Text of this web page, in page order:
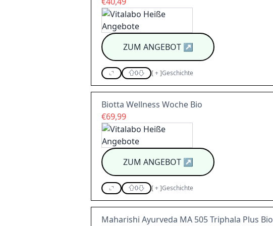
ZUM ANGEBOT↗
0 [+]Geschichte
Biotta Wellness Woche Bio
€69,99
ZUM ANGEBOT↗
0 [+]Geschichte
Maharishi Ayurveda MA 505 Triphala Plus Bio